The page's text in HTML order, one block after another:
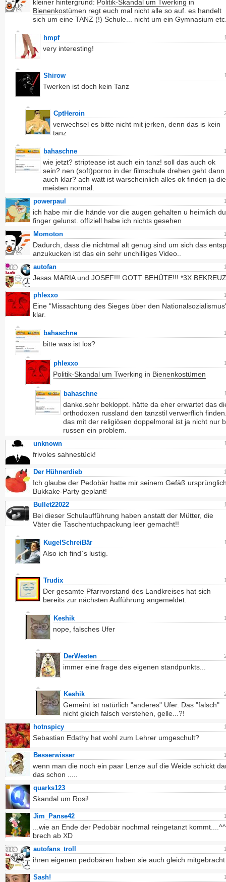
kleiner hintergrund: Politik-Skandal um Twerking in
Bienenkostümen regt euch mal nicht alle so auf. es handelt
sich um eine TANZ (!) Schule... nicht um ein Gymnasium
hmpf
very interesting!
Shirow
Twerken ist doch kein Tanz
CptHeroin
verwechsel es bitte nicht mit jerken, denn das is kein
tanz
bahaschne
wie jetzt? striptease ist auch ein tanz! soll das auch ok
sein? nen (soft)porno in der filmschule drehen geht dann
auch klar? ach watt ist warscheinlich alles ok finden ja die
meisten normal.
powerpaul
ich habe mir die hände vor die augen gehalten u heimlich
finger gelunst. offiziell habe ich nichts gesehen
Momoton
Dadurch, dass die nichtmal alt genug sind um sich das
anzukucken ist das ein sehr unchilliges Video..
autofan
Jesas MARIA und JOSEF!!! GOTT BEHÜTE!!! *3X
phlexxo
Eine "Missachtung des Sieges über den
klar.
bahaschne
bitte was ist los?
phlexxo
Politik-Skandal um Twerking in Bienenkostümen
bahaschne
danke.sehr bekloppt. hätte da eher erwartet das
orthodoxen russland den tanzstil verwerflich
das mit der religiösen doppelmoral ist ja nicht nur
russen ein problem.
unknown
frivoles sahnestück!
Der Hühnerdieb
Ich glaube der Pedobär hatte mir seinem Gefäß
Bukkake-Party geplant!
Bullet22022
Bei dieser Schulaufführung haben anstatt der Mütter, die
Väter die Taschentuchpackung leer gemacht!!
KugelSchreiBär
Also ich find`s lustig.
Trudix
Der gesamte Pfarrvorstand des Landkreises hat sich
bereits zur nächsten Aufführung angemeldet.
Keshik
nope, falsches Ufer
DerWesten
immer eine frage des eigenen standpunkts...
Keshik
Gemeint ist natürlich "anderes" Ufer. Das "falsch"
nicht gleich falsch verstehen, gelle...?!
hotnspicy
Sebastian Edathy hat wohl zum Lehrer umgeschult?
Besserwisser
wenn man die noch ein paar Lenze auf die Weide schickt
das schon .....
quarks123
Skandal um Rosi!
Jim_Panse42
...wie an Ende der Pedobär nochmal reingetanzt
brech ab XD
autofans_troll
ihren eigenen pedobären haben sie auch gleich
Sash!